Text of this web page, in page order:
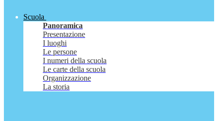
Scuola
Panoramica
Presentazione
I luoghi
Le persone
I numeri della scuola
Le carte della scuola
Organizzazione
La storia